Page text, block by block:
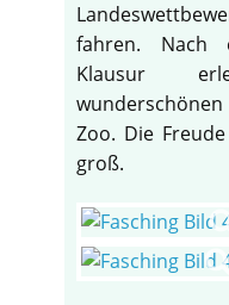
fahren. Nach
Klausur
Zoo. Die
groß.